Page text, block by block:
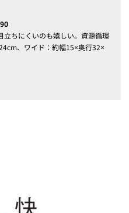
立ちにくいのも嬉しい。資源循環
、ワイド：約幅15×奥行32×